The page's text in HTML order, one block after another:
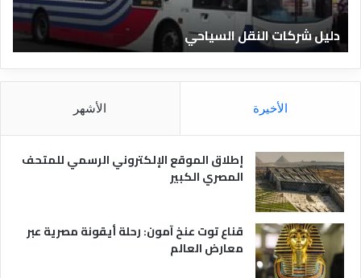
شركات النقل السياحي
ا
د
ق
ا
ر
ي
دليل
الأخيرة الأشهر
إطلاق الموقع الإلكتروني الرسمي للمتحف
المصري الكبير
قناع توت عنخ آمون: رحلة أيقونة مصرية عبر
معارض العالم